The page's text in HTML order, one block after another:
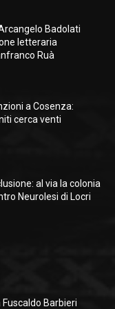
Badolati
letteraria
Ruà
a Cosenza:
cerca venti
al via la colonia
Neurolesi di Locri
Fuscaldo Barbieri